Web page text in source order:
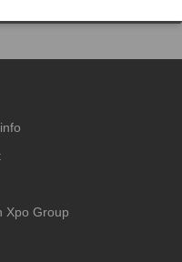
Xpo Group